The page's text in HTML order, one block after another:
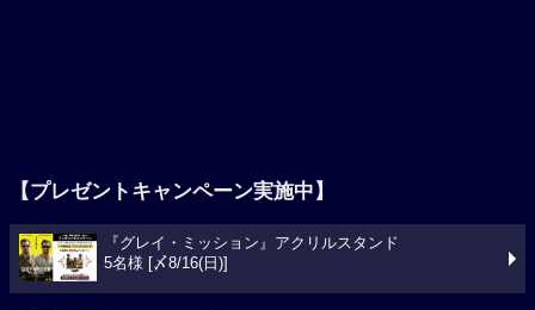
【プレゼントキャンペーン実施中】
『グレイ・ミッション』アクリルスタンド
5名様 [〆8/16(日)]